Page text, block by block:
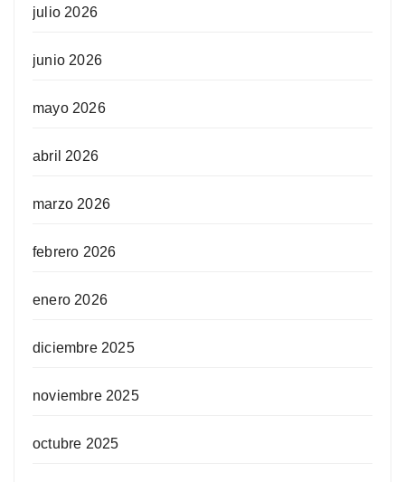
julio 2026
junio 2026
mayo 2026
abril 2026
marzo 2026
febrero 2026
enero 2026
diciembre 2025
noviembre 2025
octubre 2025